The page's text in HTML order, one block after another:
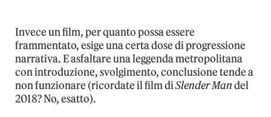
Invece un film, per quanto possa essere
frammentato, esige una certa dose di progressione
narrativa. E asfaltare una leggenda metropolitana
con introduzione, svolgimento, conclusione tende a
non funzionare (ricordate il film diSlender Mandel
2018? No, esatto).